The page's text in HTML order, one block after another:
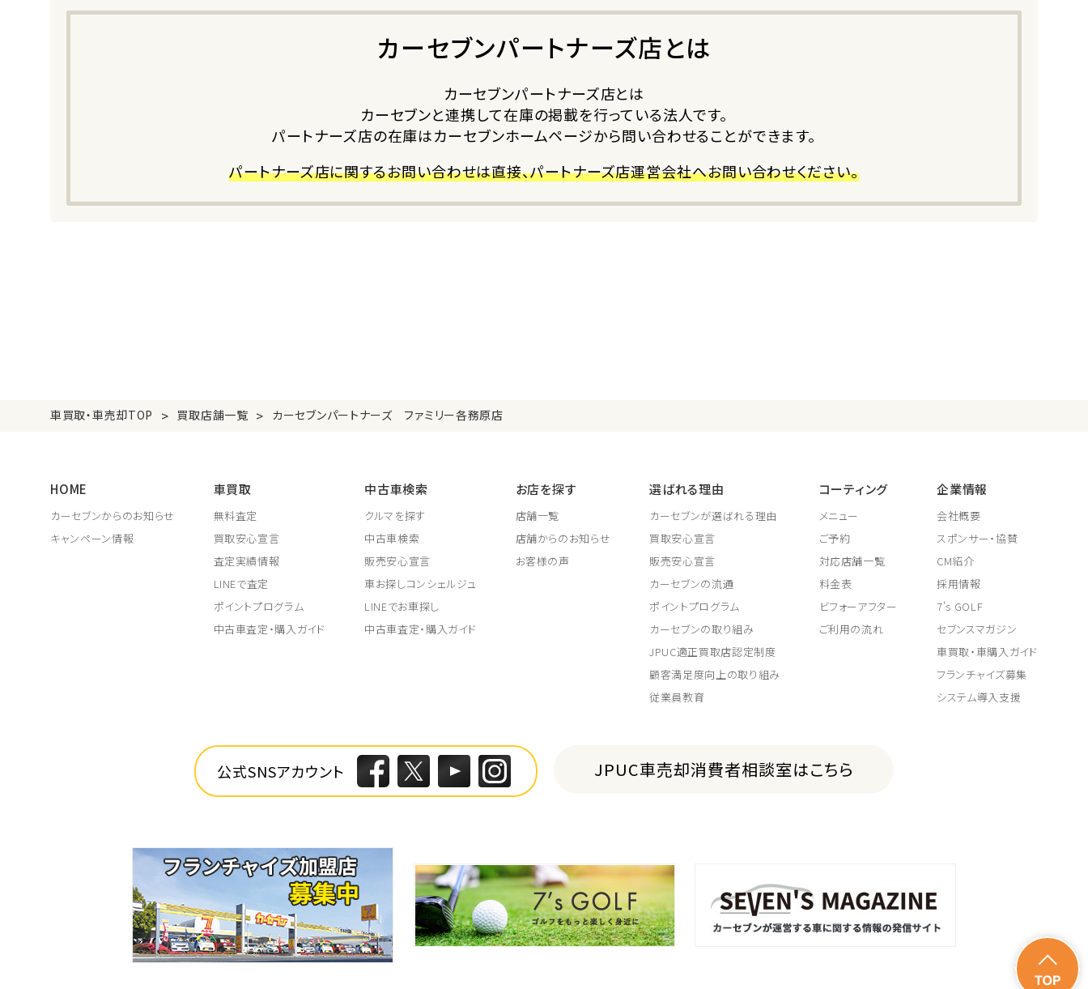
カーセブンパートナーズ店とは
カーセブンパートナーズ店とは
カーセブンと連携して在庫の掲載を行っている法人です。
パートナーズ店の在庫はカーセブンホームページから問い合わせることができます。
パートナーズ店に関するお問い合わせは直接、パートナーズ店運営会社へお問い合わせください。
車買取・車売却TOP > 買取店舗一覧 > カーセブンパートナーズ ファミリー各務原店
HOME
カーセブンからのお知らせ
キャンペーン情報
車買取
無料査定
買取安心宣言
査定実績情報
LINEで査定
ポイントプログラム
中古車査定・購入ガイド
中古車検索
クルマを探す
中古車検索
販売安心宣言
車お探しコンシェルジュ
LINEでお車探し
中古車査定・購入ガイド
お店を探す
店舗一覧
店舗からのお知らせ
お客様の声
選ばれる理由
カーセブンが選ばれる理由
買取安心宣言
販売安心宣言
カーセブンの流通
ポイントプログラム
カーセブンの取り組み
JPUC適正買取店認定制度
顧客満足度向上の取り組み
従業員教育
コーティング
メニュー
ご予約
対応店舗一覧
料金表
ビフォーアフター
ご利用の流れ
企業情報
会社概要
スポンサー・協賛
CM紹介
採用情報
7's GOLF
セブンスマガジン
車買取・車購入ガイド
フランチャイズ募集
システム導入支援
公式SNSアカウント JPUC車売却消費者相談室はこちら